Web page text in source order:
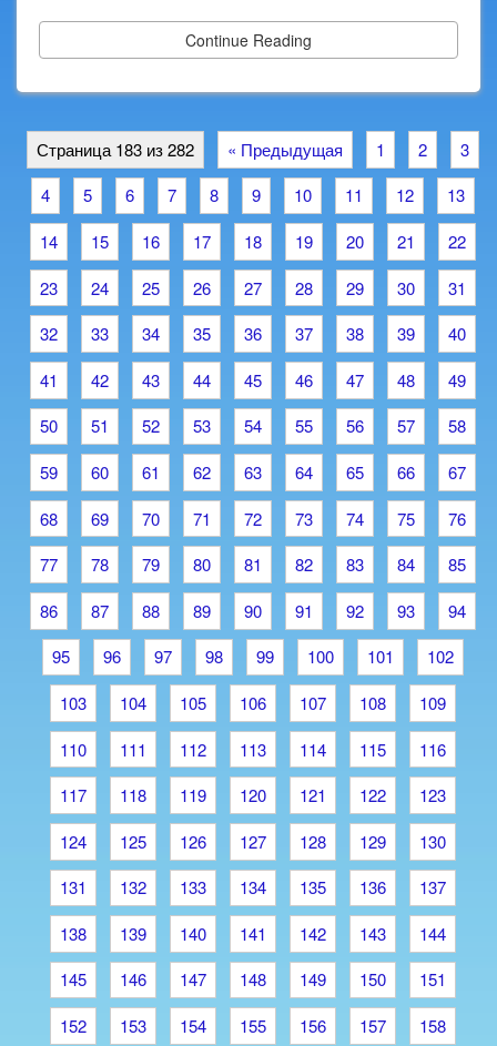
Continue Reading
Страница 183 из 282 « Предыдущая 1 2
3
4
5 6 7 8 9 10 11 12
13
14
15 16 17 18 19 20 21
22
23
24 25 26 27 28 29 30
31
32
33 34 35 36 37 38 39
40
41
42 43 44 45 46 47 48
49
50
51 52 53 54 55 56 57
58
59
60 61 62 63 64 65 66
67
68
69 70 71 72 73 74 75
76
77
78 79 80 81 82 83 84
85
86
87 88 89 90 91 92 93
94
95
96 97 98 99 100 101
102
103
104 105 106 107 108
109
110
111 112 113 114 115
116
117
118 119 120 121 122
123
124
125 126 127 128 129
130
131
132 133 134 135 136
137
138
139 140 141 142 143
144
145
146 147 148 149 150
151
152
153 154 155 156 157
158